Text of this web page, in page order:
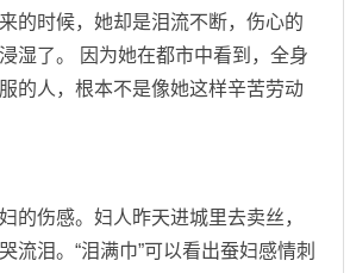
的时候，她却是泪流不断，伤心的
湿了。 因为她在都市中看到，全身
的人，根本不是像她这样辛苦劳动
伤感。妇人昨天进城里去卖丝，
流泪。“泪满巾”可以看出蚕妇感情刺